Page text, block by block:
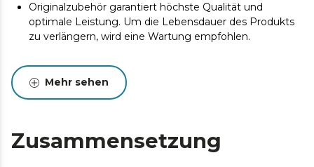
Originalzubehör garantiert höchste Qualität und
optimale Leistung. Um die Lebensdauer des Produkts
zu verlängern, wird eine Wartung empfohlen.
Mehr sehen
Zusammensetzung